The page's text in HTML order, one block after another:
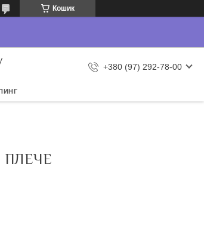
Кошик
+380 (97) 292-78-00